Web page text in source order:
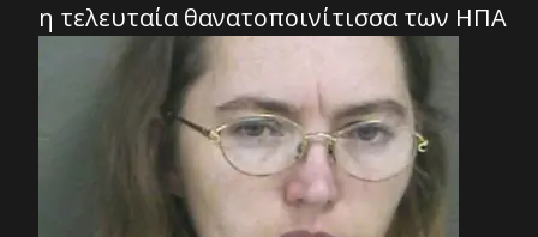
η τελευταία θανατοποινίτισσα των ΗΠΑ